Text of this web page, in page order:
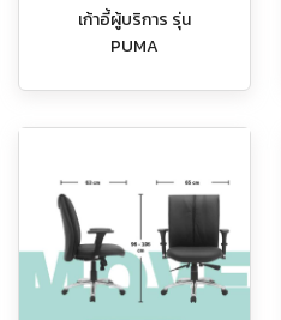
เก้าอี้ผู้บริการ รุ่น
PUMA